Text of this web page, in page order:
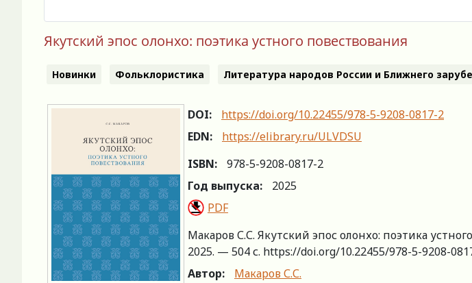
Якутский эпос олонхо: поэтика устного повествования
Новинки Фольклористика Литература народов России и Ближнего
DOI:
https://doi.org/10.22455/978-5-9208-0817-2
EDN:
https://elibrary.ru/ULVDSU
ISBN:
978-5-9208-0817-2
Год выпуска:
2025
PDF
Макаров С.С. Якутский эпос олонхо: поэтика
2025. — 504 с. https://doi.org/10.22455/978-5-9208-
Автор:
Макаров С.С.